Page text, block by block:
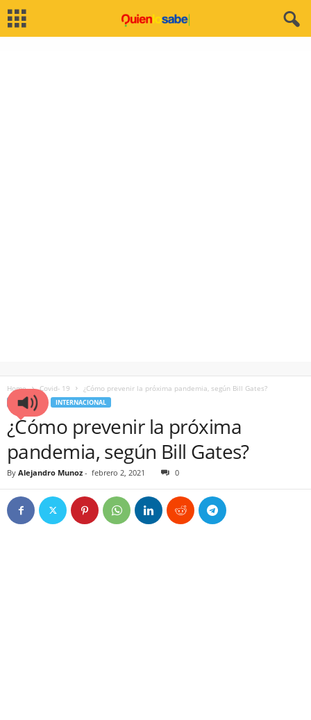
Home Covid- 19 ¿Cómo prevenir la próxima pandemia, según Bill Gates?
COVID- 19 INTERNACIONAL
¿Cómo prevenir la próxima
pandemia, según Bill Gates?
By Alejandro Munoz - febrero 2, 2021 0